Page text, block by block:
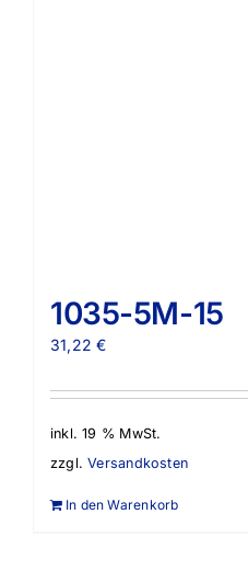
1035-5M-15
31,22€
inkl. 19 % MwSt.
zzgl.Versandkosten
In den Warenkorb